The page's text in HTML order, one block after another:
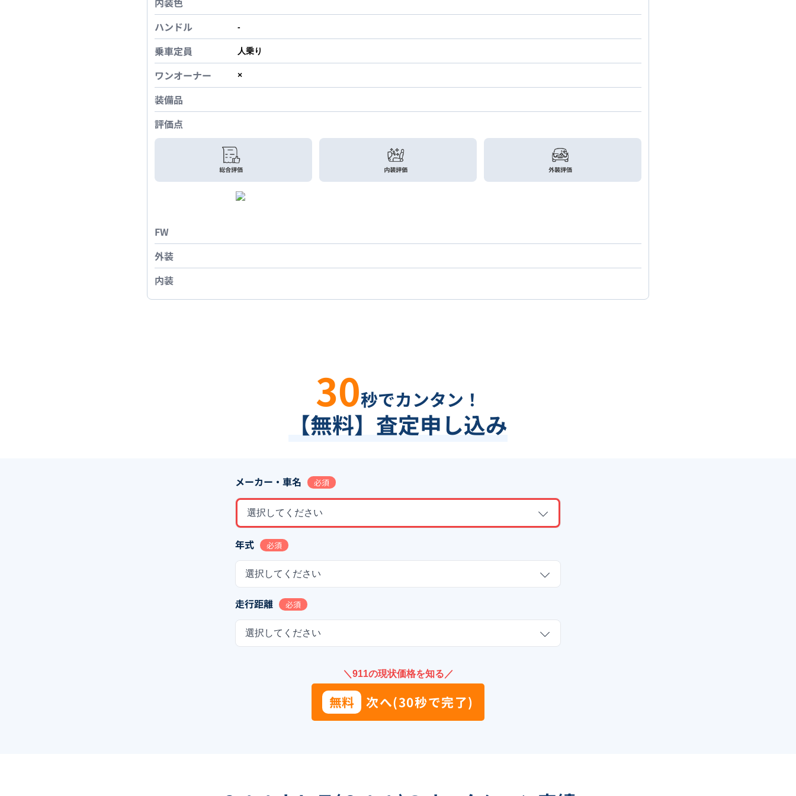
ハンドル
-
乗車定員 人乗り
ワンオーナー ×
装備品
評価点
FW
外装
内装
30秒でカンタン！
【無料】査定申し込み
メーカー・車名 必須
選択してください
年式 必須
選択してください
走行距離 必須
選択してください
＼911の現状価格を知る／
無料 次へ(30秒で完了)